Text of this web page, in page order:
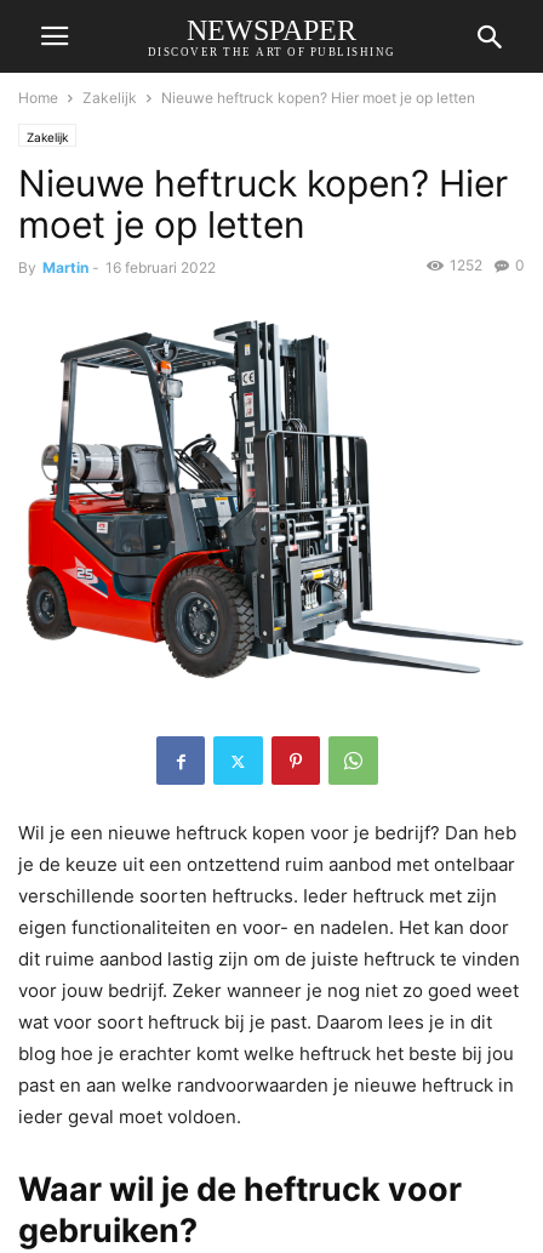
NEWSPAPER
DISCOVER THE ART OF PUBLISHING
Home Zakelijk Nieuwe heftruck kopen? Hier moet je op letten
Zakelijk
Nieuwe heftruck kopen? Hier
moet je op letten
By Martin - 16 februari 2022 0
1252
Wil je een nieuwe heftruck kopen voor je bedrijf? Dan heb
je de keuze uit een ontzettend ruim aanbod met ontelbaar
verschillende soorten heftrucks. Ieder heftruck met zijn
eigen functionaliteiten en voor- en nadelen. Het kan door
dit ruime aanbod lastig zijn om de juiste heftruck te vinden
voor jouw bedrijf. Zeker wanneer je nog niet zo goed weet
wat voor soort heftruck bij je past. Daarom lees je in dit
blog hoe je erachter komt welke heftruck het beste bij jou
past en aan welke randvoorwaarden je nieuwe heftruck in
ieder geval moet voldoen.
Waar wil je de heftruck voor
gebruiken?